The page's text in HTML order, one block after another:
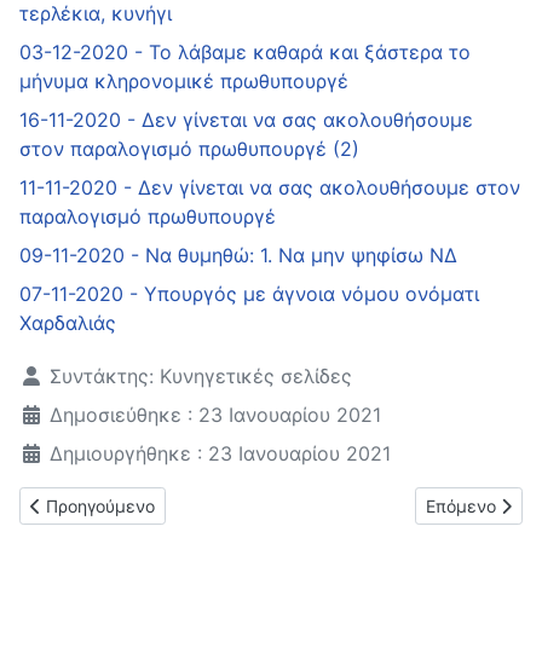
τερλέκια, κυνήγι
03-12-2020 - Το λάβαμε καθαρά και ξάστερα το
μήνυμα κληρονομικέ πρωθυπουργέ
16-11-2020 - Δεν γίνεται να σας ακολουθήσουμε
στον παραλογισμό πρωθυπουργέ (2)
11-11-2020 - Δεν γίνεται να σας ακολουθήσουμε στον
παραλογισμό πρωθυπουργέ
09-11-2020 - Να θυμηθώ: 1. Να μην ψηφίσω ΝΔ
07-11-2020 - Υπουργός με άγνοια νόμου ονόματι
Χαρδαλιάς
Λεπτομέρειες
Συντάκτης: Κυνηγετικές σελίδες
Δημοσιεύθηκε : 23 Ιανουαρίου 2021
Δημιουργήθηκε : 23 Ιανουαρίου 2021
Προηγούμενο άρθρο: Της νύχτας τα καμώματα τα βλέπει η
Προηγούμενο Επόμενο
Επόμενο